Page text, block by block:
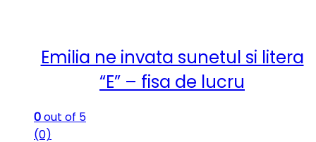
Emilia ne invata sunetul si litera
“E” – fisa de lucru
0out of 5
(0)